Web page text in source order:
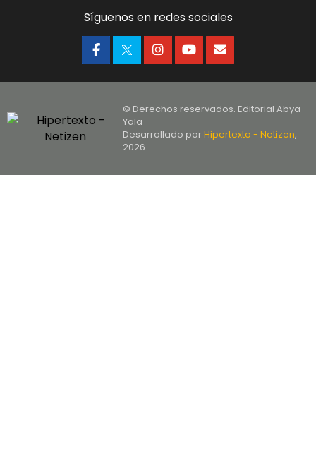
Síguenos en redes sociales
© Derechos reservados. Editorial Abya
Yala
Desarrollado porHipertexto - Netizen,
2026